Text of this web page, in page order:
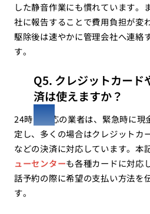
した静音作業にも慣れています。
社に報告することで費用負担が変
駆除後は速やかに管理会社へ連絡
す。
Q5. クレジットカード
済は使えますか？
24時間対応の業者は、緊急時に現
定し、多くの場合はクレジットカ
などの決済に対応しています。本
ューセンターも各種カードに対応
話予約の際に希望の支払い方法を
す。